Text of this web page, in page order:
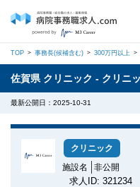
TOP 事務長(候補含む) 300万円以上
佐賀県 クリニック - クリニ
最新公開日：2025-10-31
クリニック
施設名
非公開
求人ID: 321234